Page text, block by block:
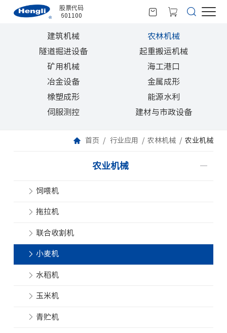
股票代码
601100
建筑机械
农林机械
隧道掘进设备
起重搬运机械
矿用机械
海工港口
冶金设备
金属成形
橡塑成形
能源水利
伺服测控
建材与市政设备
首页 行业应用 农林机械 农业机械
农业机械
饲喂机
拖拉机
联合收割机
小麦机
水稻机
玉米机
青贮机